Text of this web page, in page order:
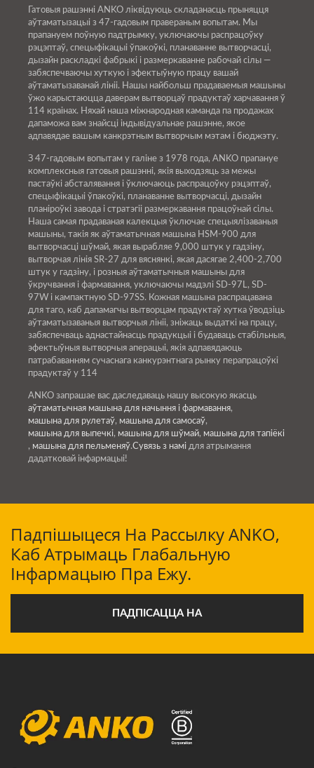
Гатовыя рашэнні ANKO ліквідуюць складанасць прыняцця
аўтаматызацыі з 47-гадовым правераным вопытам. Мы
прапануем поўную падтрымку, уключаючы распрацоўку
рэцэптаў, спецыфікацыі ўпакоўкі, планаванне вытворчасці,
дызайн раскладкі фабрыкі і размеркаванне рабочай сілы —
забяспечваючы хуткую і эфектыўную працу вашай
аўтаматызаванай лініі. Нашы найбольш прадаваемыя машыны
ўжо карыстаюцца даверам вытворцаў прадуктаў харчавання ў
114 краінах. Няхай наша міжнародная каманда па продажах
дапаможа вам знайсці індывідуальнае рашэнне, якое
адпавядае вашым канкрэтным вытворчым мэтам і бюджэту.
З 47-гадовым вопытам у галіне з 1978 года, ANKO прапануе
комплексныя гатовыя рашэнні, якія выходзяць за межы
пастаўкі абсталявання і ўключаюць распрацоўку рэцэптаў,
спецыфікацыі ўпакоўкі, планаванне вытворчасці, дызайн
планіроўкі завода і стратэгіі размеркавання працоўнай сілы.
Наша самая прадаваная калекцыя ўключае спецыялізаваныя
машыны, такія як аўтаматычная машына HSM-900 для
вытворчасці шўмай, якая вырабляе 9,000 штук у гадзіну,
вытворчая лінія SR-27 для вяснянкі, якая дасягае 2,400-2,700
штук у гадзіну, і розныя аўтаматычныя машыны для
ўкручвання і фармавання, уключаючы мадэлі SD-97L, SD-
97W і кампактную SD-97SS. Кожная машына распрацавана
для таго, каб дапамагчы вытворцам прадуктаў хутка ўводзіць
аўтаматызаваныя вытворчыя лініі, зніжаць выдаткі на працу,
забяспечваць аднастайнасць прадукцыі і будаваць стабільныя,
эфектыўныя вытворчыя аперацыі, якія адпавядаюць
патрабаванням сучаснага канкурэнтнага рынку перапрацоўкі
прадуктаў у 114
ANKO запрашае вас даследаваць нашу высокую якасць
аўтаматычная машына для начыння і фармавання,
машына для рулетаў, машына для самосаў,
машына для выпечкі, машына для шўмай, машына для тапіёкі
, машына для пельменяў.Сувязь з намі для атрымання
дадатковай інфармацыі!
Падпішыцеся На Рассылку ANKO,
Каб Атрымаць Глабальную
Інфармацыю Пра Ежу.
ПАДПІСАЦЦА НА